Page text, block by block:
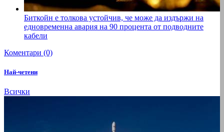
Биткойн е толкова устойчив, че може да издържи на
едновременна авария на 90 процента от подводните
кабели
Коментари (0)
Най-четени
Всички